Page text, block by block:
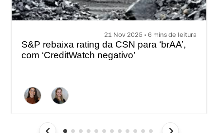
21 Nov 2025 • 6 mins de leitura
S&P rebaixa rating da CSN para ‘brAA’,
com ‘CreditWatch negativo’